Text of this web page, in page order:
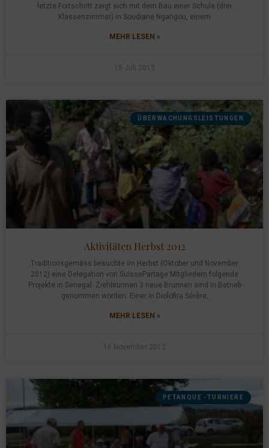
letzte Fortschritt zeigt sich mit dem Bau einer Schule (drei
Klassenzimmer) in Soudiane Ngangou, einem
MEHR LESEN »
15 Juli 2013
ÜBERWACHUNGSLEISTUNGEN
Aktivitäten Herbst 2012
Traditionsgemäss besuchte im Herbst (Oktober und November
2012) eine Delegation von SuissePartage Mitgliedern folgende
Projekte in Senegal: Ziehbrunnen 3 neue Brunnen sind in Betrieb
genommen worden. Einer in Diolofira Sérère,
MEHR LESEN »
16 November 2012
PETANQUE -TURNIERE